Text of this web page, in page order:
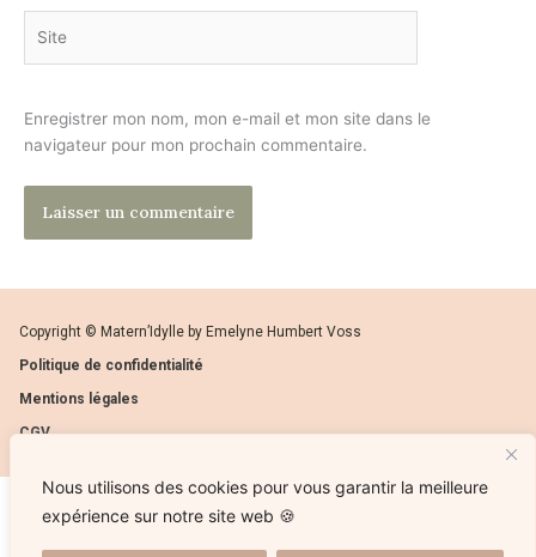
Nous utilisons des cookies pour vous garantir la meilleure
expérience sur notre site web 🍪
Enregistrer mon nom, mon e-mail et mon site dans le
navigateur pour mon prochain commentaire.
Copyright © Matern’Idylle by Emelyne Humbert Voss
Politique de confidentialité
Mentions légales
CGV
Ce site ne fait pas partie du site web Facebook ou de Facebook, Inc. ni de Google Inc. En outre, ce site